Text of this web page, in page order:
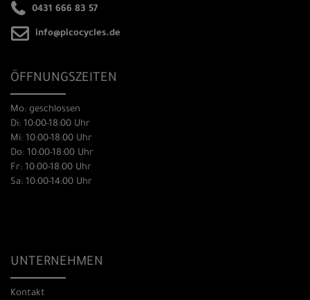
0431 666 83 57
info@picocycles.de
ÖFFNUNGSZEITEN
Mo: geschlossen
Di: 10:00-18:00 Uhr
Mi: 10:00-18:00 Uhr
Do: 10:00-18:00 Uhr
Fr: 10:00-18:00 Uhr
Sa: 10:00-14:00 Uhr
UNTERNEHMEN
Kontakt